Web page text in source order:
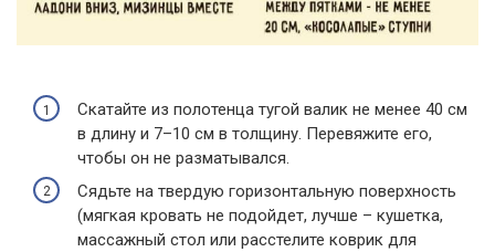
Скатайте из полотенца тугой валик не менее 40 см
в длину и 7–10 см в толщину. Перевяжите его,
чтобы он не разматывался.
Сядьте на твердую горизонтальную поверхность
(мягкая кровать не подойдет, лучше – кушетка,
массажный стол или расстелите коврик для